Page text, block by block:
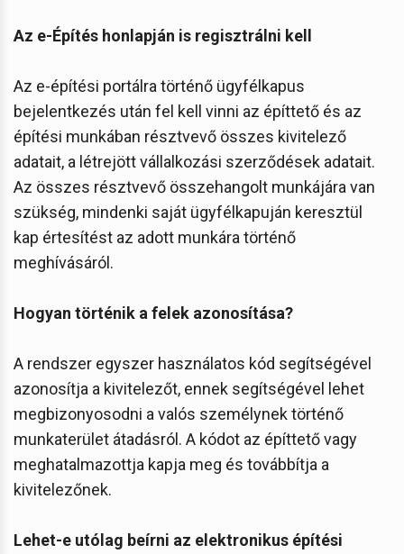
Az e-Építés honlapján is regisztrálni kell
Az e-építési portálra történő ügyfélkapus
bejelentkezés után fel kell vinni az építtető és az
építési munkában résztvevő összes kivitelező
adatait, a létrejött vállalkozási szerződések adatait.
Az összes résztvevő összehangolt munkájára van
szükség, mindenki saját ügyfélkapuján keresztül
kap értesítést az adott munkára történő
meghívásáról.
Hogyan történik a felek azonosítása?
A rendszer egyszer használatos kód segítségével
azonosítja a kivitelezőt, ennek segítségével lehet
megbizonyosodni a valós személynek történő
munkaterület átadásról. A kódot az építtető vagy
meghatalmazottja kapja meg és továbbítja a
kivitelezőnek.
Lehet-e utólag beírni az elektronikus építési